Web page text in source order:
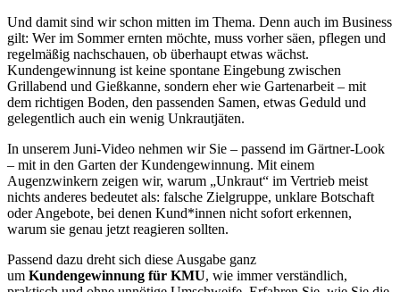
Und damit sind wir schon mitten im Thema. Denn auch im Business
gilt: Wer im Sommer ernten möchte, muss vorher säen, pflegen und
regelmäßig nachschauen, ob überhaupt etwas wächst.
Kundengewinnung ist keine spontane Eingebung zwischen
Grillabend und Gießkanne, sondern eher wie Gartenarbeit – mit
dem richtigen Boden, den passenden Samen, etwas Geduld und
gelegentlich auch ein wenig Unkrautjäten.
In unserem Juni-Video nehmen wir Sie – passend im Gärtner-Look
– mit in den Garten der Kundengewinnung. Mit einem
Augenzwinkern zeigen wir, warum „Unkraut“ im Vertrieb meist
nichts anderes bedeutet als: falsche Zielgruppe, unklare Botschaft
oder Angebote, bei denen Kund*innen nicht sofort erkennen,
warum sie genau jetzt reagieren sollten.
Passend dazu dreht sich diese Ausgabe ganz
um Kundengewinnung für KMU, wie immer verständlich,